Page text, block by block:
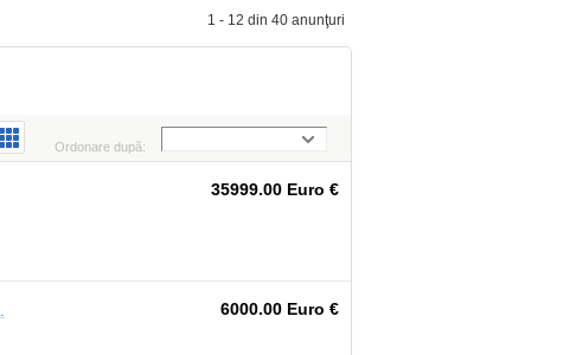
1 - 12 din 40 anunţuri
Ordonare după:
35999.00 Euro €
6000.00 Euro €